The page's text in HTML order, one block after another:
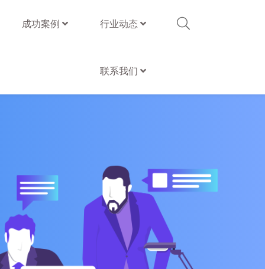
成功案例 行业动态
联系我们